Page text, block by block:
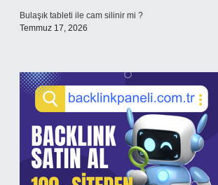
Bulaşık tableti ile cam silinir mi ?
Temmuz 17, 2026